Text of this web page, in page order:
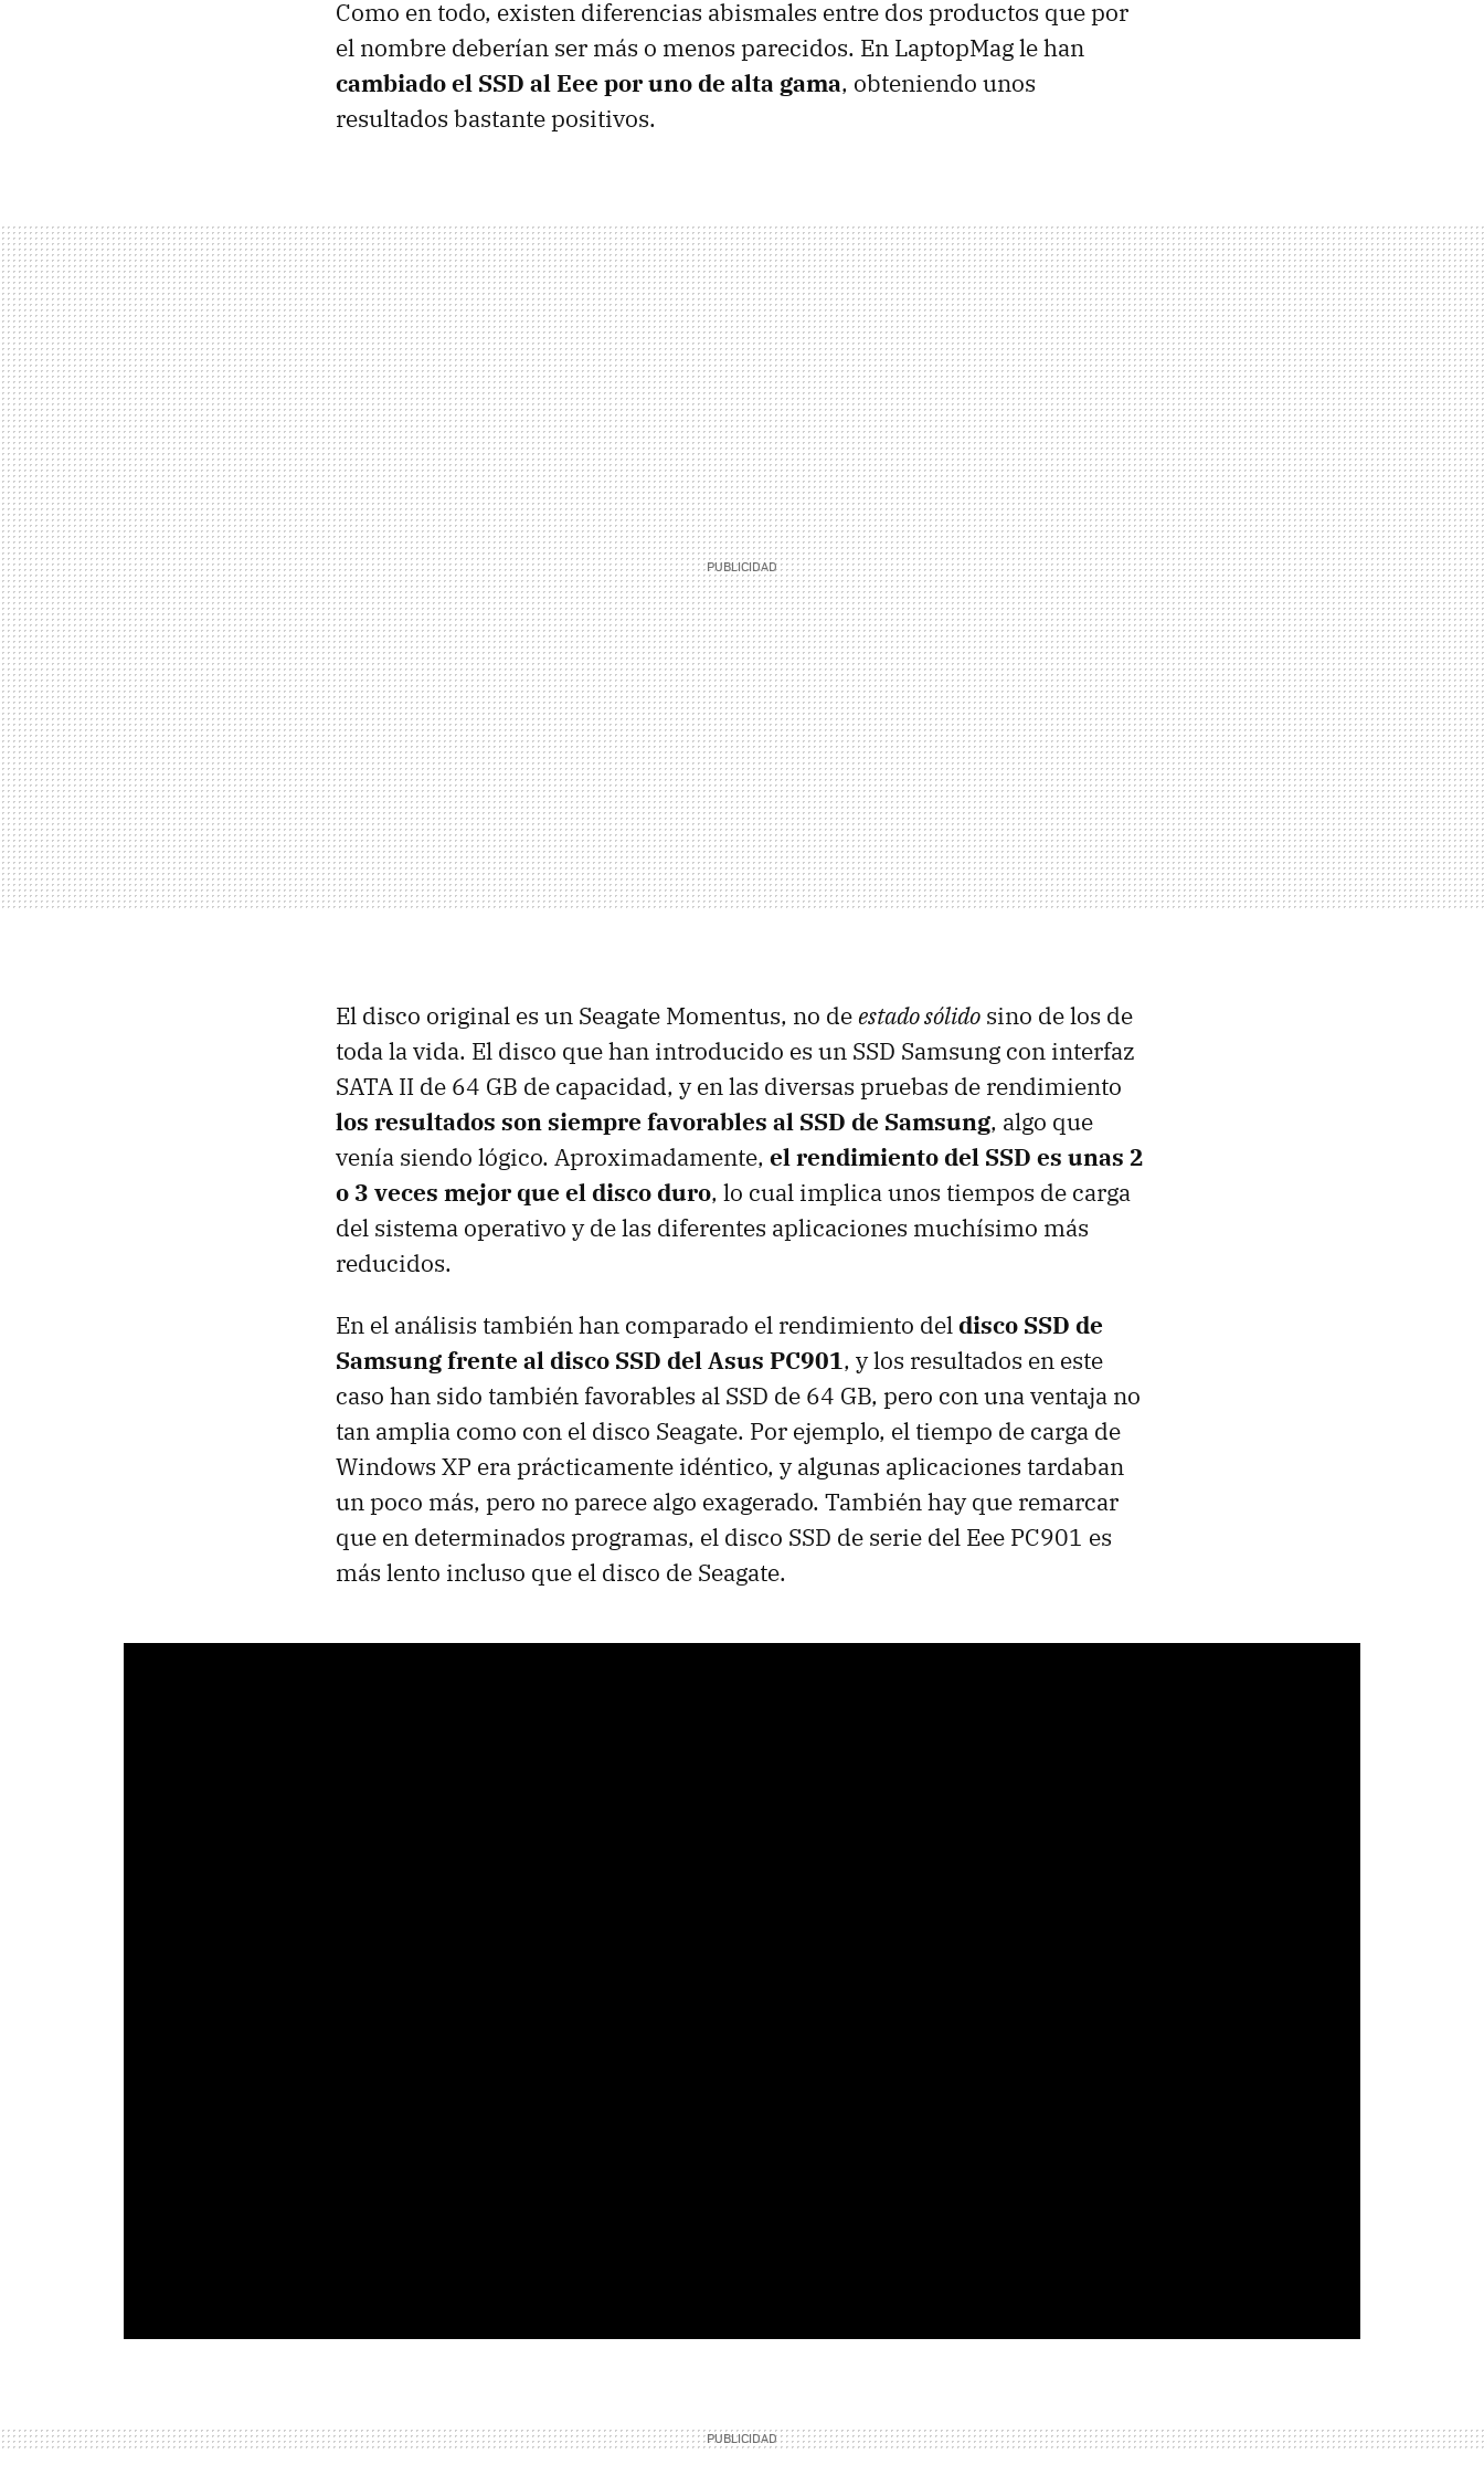
Como en todo, existen diferencias abismales entre dos productos que por
el nombre deberían ser más o menos parecidos. En LaptopMag le han
cambiado el SSD al Eee por uno de alta gama, obteniendo unos
resultados bastante positivos.
El disco original es un Seagate Momentus, no de estado sólido sino de los de
toda la vida. El disco que han introducido es un SSD Samsung con interfaz
SATA II de 64 GB de capacidad, y en las diversas pruebas de rendimiento
los resultados son siempre favorables al SSD de Samsung, algo que
venía siendo lógico. Aproximadamente, el rendimiento del SSD es unas 2
o 3 veces mejor que el disco duro, lo cual implica unos tiempos de carga
del sistema operativo y de las diferentes aplicaciones muchísimo más
reducidos.
En el análisis también han comparado el rendimiento deldisco SSD de
Samsung frente al disco SSD del Asus PC901, y los resultados en este
caso han sido también favorables al SSD de 64 GB, pero con una ventaja no
tan amplia como con el disco Seagate. Por ejemplo, el tiempo de carga de
Windows XP era prácticamente idéntico, y algunas aplicaciones tardaban
un poco más, pero no parece algo exagerado. También hay que remarcar
que en determinados programas, el disco SSD de serie del Eee PC901 es
más lento incluso que el disco de Seagate.